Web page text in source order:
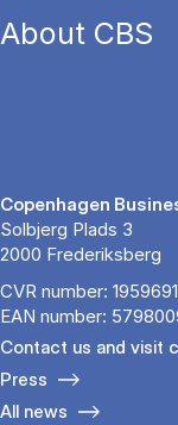
About CBS
Copenhagen
Solbjerg Plads 3
2000 Frederiksberg
CVR number:
EAN number:
Contact us and visit
Press
All news